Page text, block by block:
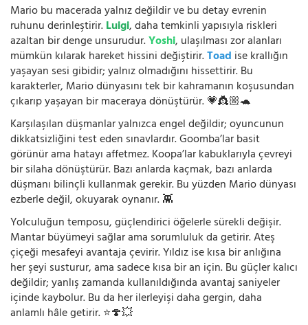
Mario bu macerada yalnız değildir ve bu detay evrenin
ruhunu derinleştirir.Luigi, daha temkinli yapısıyla riskleri
azaltan bir denge unsurudur.Yoshi, ulaşılması zor alanları
mümkün kılarak hareket hissini değiştirir.Toad ise krallığın
yaşayan sesi gibidir; yalnız olmadığını hissettirir. Bu
karakterler, Mario dünyasını tek bir kahramanın koşusundan
çıkarıp yaşayan bir maceraya dönüştürür. 💗👸🏼🐢
Karşılaşılan düşmanlar yalnızca engel değildir; oyuncunun
dikkatsizliğini test eden sınavlardır. Goomba’lar basit
görünür ama hatayı affetmez. Koopa’lar kabuklarıyla çevreyi
bir silaha dönüştürür. Bazı anlarda kaçmak, bazı anlarda
düşmanı bilinçli kullanmak gerekir. Bu yüzden Mario dünyası
ezberle değil, okuyarak oynanır. 👾
Yolculuğun temposu, güçlendirici öğelerle sürekli değişir.
Mantar büyümeyi sağlar ama sorumluluk da getirir. Ateş
çiçeği mesafeyi avantaja çevirir. Yıldız ise kısa bir anlığına
her şeyi susturur, ama sadece kısa bir an için. Bu güçler kalıcı
değildir; yanlış zamanda kullanıldığında avantaj saniyeler
içinde kaybolur. Bu da her ilerleyişi daha gergin, daha
anlamlı hâle getirir. ⭐🍄💥